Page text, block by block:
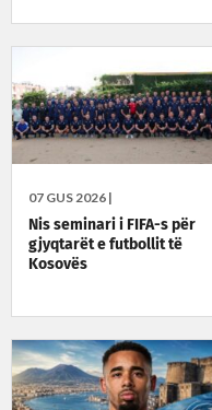
07 GUS 2026 |
Nis seminari i FIFA-s për
gjyqtarët e futbollit të
Kosovës